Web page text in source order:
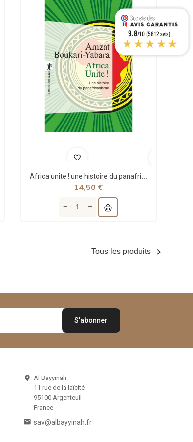
Africa unite ! une histoire du panafricanisme - poche - Amzat Boukari-yabara - La découverte
14,50 €
Tous les produits 
 Al Bayyinah
11 rue de la laïcité
95100 Argenteuil
France
 sav@albayyinah.fr
9.8/10 (5812 avis)
★★★★★